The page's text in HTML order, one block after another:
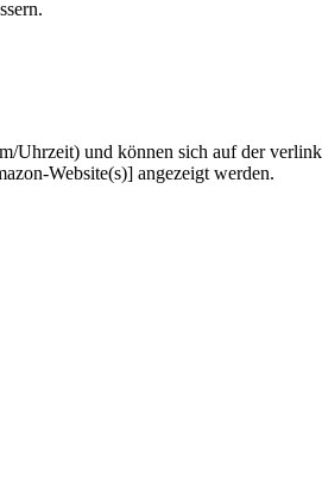
Uhrzeit) und können sich auf der
Website(s)] angezeigt werden.